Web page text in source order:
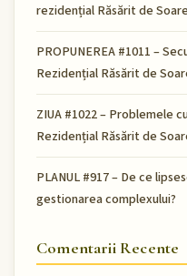
rezidențial Răsărit de Soare
PROPUNEREA #1011 –
Rezidențial Răsărit de
ZIUA #1022 – Problemele
Rezidențial Răsărit de
PLANUL #917 – De ce
gestionarea complexului?
Comentarii Recente